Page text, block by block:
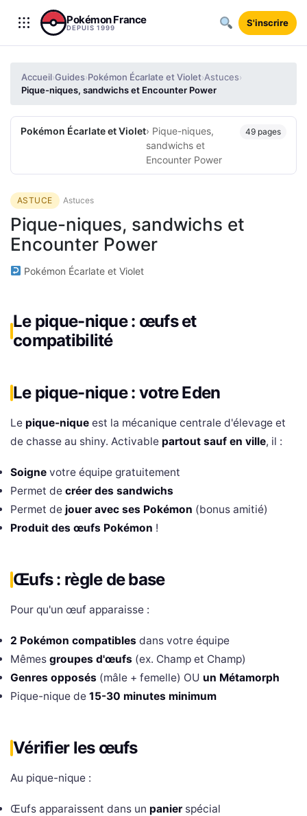
Aller au contenu
Pokémon France
DEPUIS 1999 S'inscrire
Accueil›Guides›Pokémon Écarlate et Violet›Astuces›
Pique-niques, sandwichs et Encounter Power
Pokémon Écarlate et Violet› Pique-niques,
sandwichs et
Encounter Power
49 pages
ASTUCE Astuces
Pique-niques, sandwichs et
Encounter Power
Pokémon Écarlate et Violet
Le pique-nique : œufs et
compatibilité
Le pique-nique : votre Eden
Le pique-nique est la mécanique centrale d'élevage et
de chasse au shiny. Activable partout sauf en ville, il :
Soigne votre équipe gratuitement
Permet de créer des sandwichs
Permet de jouer avec ses Pokémon (bonus amitié)
Produit des œufs Pokémon !
Œufs : règle de base
Pour qu'un œuf apparaisse :
2 Pokémon compatibles dans votre équipe
Mêmes groupes d'œufs (ex. Champ et Champ)
Genres opposés (mâle + femelle) OU un Métamorph
Pique-nique de 15-30 minutes minimum
Vérifier les œufs
Au pique-nique :
Œufs apparaissent dans un panier spécial